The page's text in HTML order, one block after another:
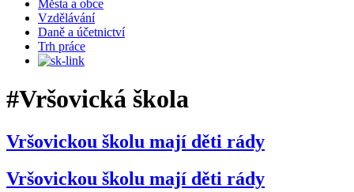
Města a obce
Vzdělávání
Daně a účetnictví
Trh práce
#Vršovická škola
Vršovickou školu mají děti rády
Vršovickou školu mají děti rády